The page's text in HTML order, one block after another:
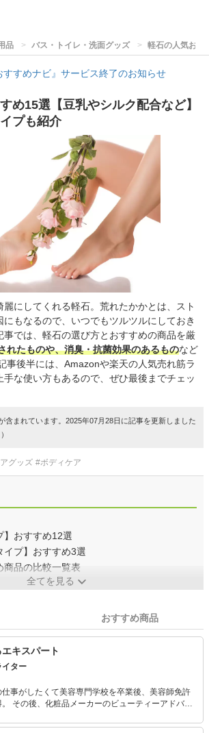
品 バス・トイレ・洗面グッズ 軽石の人気おす
すすめナビ』サービス終了のお知らせ
め15選【豆乳やシルク配合など】
プも紹介
麗にしてくれる軽石。荒れたかかとは、スト
にもなるので、いつでもツルツルにしておき
事では、軽石の選び方とおすすめの商品を厳
れたものや、消臭・抗菌効果のあるものなど
事後半には、Amazonや楽天の人気売れ筋ラ
手な使い方もあるので、ぜひ最後までチェッ
含まれています。2025年07月28日に記事を更新しました
グッズ #ボディケア
】おすすめ12選
イプ】おすすめ3選
商品の比較一覧表
全てを見る
おすすめ商品
キスパート
イター
仕事がしたくて美容専門学校を卒業後、美容師免許
ーアドバイ
経て、現在は美容ライターへ転身。 美容系メディ